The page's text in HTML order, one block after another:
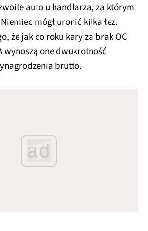
auto u handlarza, za którym
mógł uronić kilka łez.
że jak co roku kary za brak OC
wynoszą one dwukrotność
brutto.
ad